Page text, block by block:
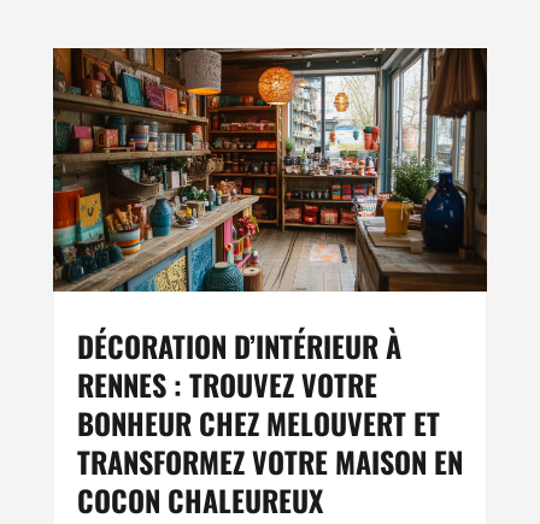
DÉCORATION D’INTÉRIEUR À
RENNES : TROUVEZ VOTRE
BONHEUR CHEZ MELOUVERT ET
TRANSFORMEZ VOTRE MAISON EN
COCON CHALEUREUX